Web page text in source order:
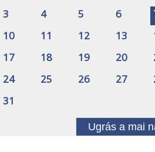
3
4 5 6
10
11 12 13
17
18 19 20
24
25 26 27
31
Ugrás a mai